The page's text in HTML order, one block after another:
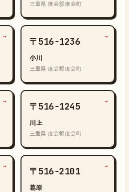
三重県 度会郡度会町
→ 〒516-1236
小川
三重県 度会郡度会町
→
→ 〒516-1245
川上
三重県 度会郡度会町
→
→ 〒516-2101
葛原
→